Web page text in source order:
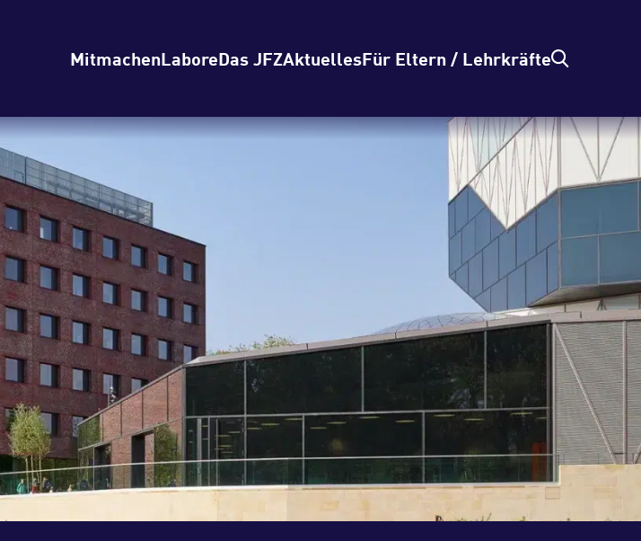
MitmachenLaboreDas JFZAktuellesFür Eltern / Lehrkräfte